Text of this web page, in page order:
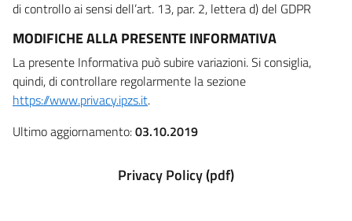
di controllo ai sensi dell’art. 13, par. 2, lettera d) del GDPR
MODIFICHE ALLA PRESENTE INFORMATIVA
La presente Informativa può subire variazioni. Si consiglia,
quindi, di controllare regolarmente la sezione
https://www.privacy.ipzs.it.
Ultimo aggiornamento:03.10.2019
Privacy Policy (pdf)